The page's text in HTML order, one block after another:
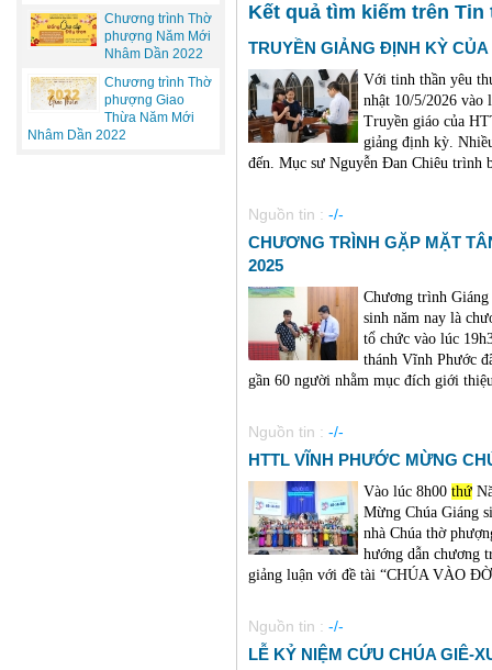
Chương trình Thờ
phượng Năm Mới
Nhâm Dần 2022
Chương trình Thờ
phượng Giao
Thừa Năm Mới
Nhâm Dần 2022
Kết quả tìm kiếm trên Tin
TRUYỀN GIẢNG ĐỊNH KỲ
Với tinh thần yêu
nhật 10/5/2026 vào
Truyền giáo của
giảng định kỳ.
đến. Mục sư Nguyễn Đan Chiêu trình
Nguồn tin : -/-
CHƯƠNG TRÌNH GẶP MẶT
2025
Chương trình
sinh năm nay là
tổ chức vào lúc
thánh Vĩnh Phước
gần 60 người nhằm mục đích giới
Nguồn tin : -/-
HTTL VĨNH PHƯỚC MỪNG
Vào lúc 8h00 thứ
Mừng Chúa Giáng
nhà Chúa thờ
hướng dẫn chương
giảng luận với đề tài “CHÚA VÀO
Nguồn tin : -/-
LỄ KỶ NIỆM CỨU CHÚA GIÊ-